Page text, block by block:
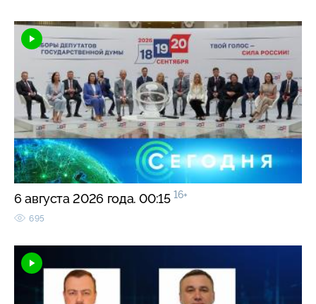
6 августа 2026 года. 00:15 16+
695